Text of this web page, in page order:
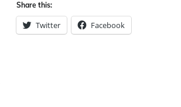
Share this:
Twitter Facebook